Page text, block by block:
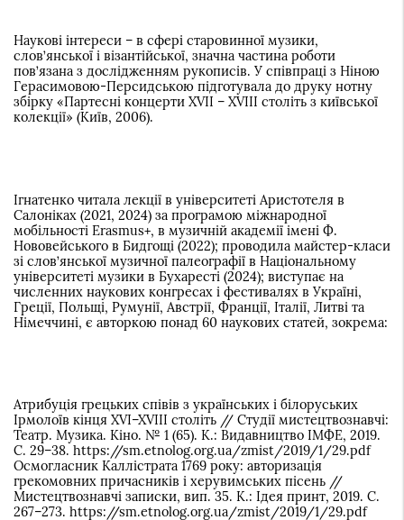
Наукові інтереси – в сфері старовинної музики,
слов’янської і візантійської, значна частина роботи
пов’язана з дослідженням рукописів. У співпраці з Ніною
Герасимовою-Персидською підготувала до друку нотну
збірку «Партесні концерти XVII – XVIII століть з київської
колекції» (Київ, 2006).
Ігнатенко читала лекції в університеті Аристотеля в
Салоніках (2021, 2024) за програмою міжнародної
мобільності Erasmus+, в музичній академії імені Ф.
Нововейського в Бидгощі (2022); проводила майстер-класи
зі слов’янської музичної палеографії в Національному
університеті музики в Бухаресті (2024); виступає на
численних наукових конгресах і фестивалях в Україні,
Греції, Польщі, Румунії, Австрії, Франції, Італії, Литві та
Німеччині, є авторкою понад 60 наукових статей, зокрема:
Атрибуція грецьких співів з українських і білоруських
Ірмолоїв кінця XVI–XVIII століть // Студії мистецтвознавчі:
Театр. Музика. Кіно. № 1 (65). К.: Видавництво ІМФЕ, 2019.
С. 29–38. https://sm.etnolog.org.ua/zmist/2019/1/29.pdf
Осмогласник Каллістрата 1769 року: авторизація
грекомовних причасників і херувимських пісень //
Мистецтвознавчі записки, вип. 35. К.: Ідея принт, 2019. С.
267–273. https://sm.etnolog.org.ua/zmist/2019/1/29.pdf